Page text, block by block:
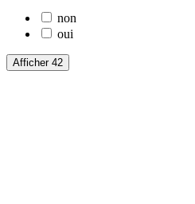
non
oui
Afficher 42